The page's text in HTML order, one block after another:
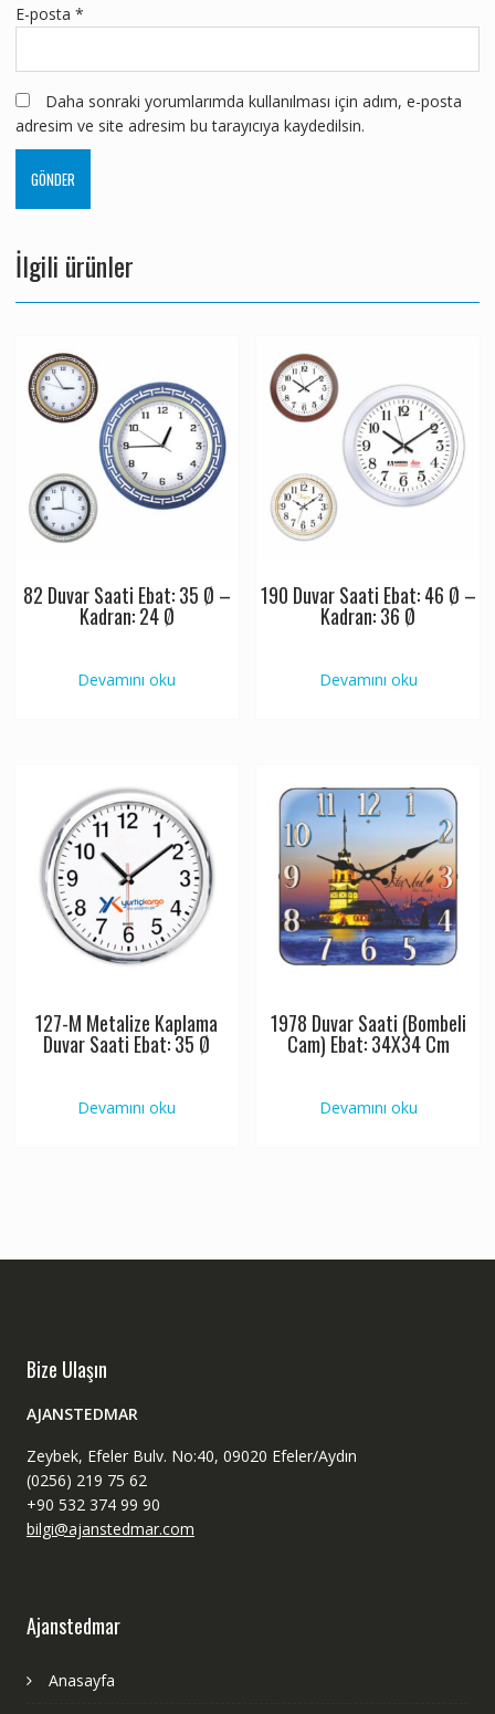
E-posta *
Daha sonraki yorumlarımda kullanılması için adım, e-posta
adresim ve site adresim bu tarayıcıya kaydedilsin.
İlgili ürünler
82 Duvar Saati Ebat: 35 Ø –
Kadran: 24 Ø
Devamını oku
190 Duvar Saati Ebat: 46 Ø –
Kadran: 36 Ø
Devamını oku
127-M Metalize Kaplama
Duvar Saati Ebat: 35 Ø
Devamını oku
1978 Duvar Saati (Bombeli
Cam) Ebat: 34X34 Cm
Devamını oku
Bize Ulaşın
AJANSTEDMAR
Zeybek, Efeler Bulv. No:40, 09020 Efeler/Aydın
(0256) 219 75 62
+90 532 374 99 90
bilgi@ajanstedmar.com
Ajanstedmar
Anasayfa